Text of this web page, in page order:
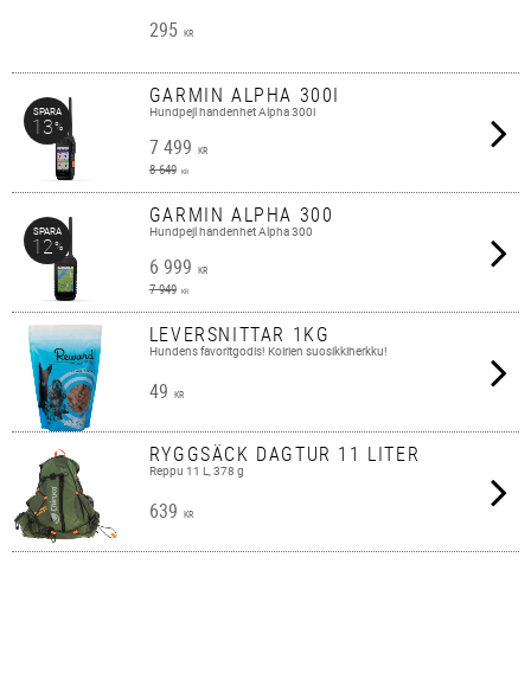
295 KR
GARMIN ALPHA 300I
Hundpejl handenhet Alpha 300i
7 499 KR
8 649 KR
SPARA
13%
GARMIN ALPHA 300
Hundpejl handenhet Alpha 300
6 999 KR
7 949 KR
SPARA
12%
LEVERSNITTAR 1KG
Hundens favoritgodis! Koirien suosikkiherkku!
49 KR
RYGGSÄCK DAGTUR 11 LITER
Reppu 11 L, 378 g
639 KR